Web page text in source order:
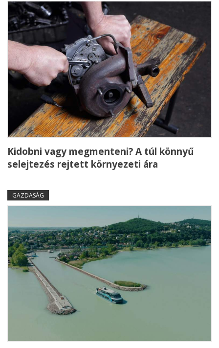
Kidobni vagy megmenteni? A túl könnyű
selejtezés rejtett környezeti ára
GAZDASÁG